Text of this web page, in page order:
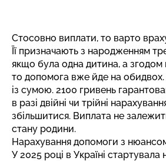
Стосовно виплати, то варто
Її призначають з народженням
якщо була одна дитина, а згодом
то допомога вже йде на обидвох.
із сумою. 2100 гривень
в разі двійні чи трійні
збільшитися. Виплата не
стану родини.
Нарахування допомоги з
У 2025 році в Україні стартувала